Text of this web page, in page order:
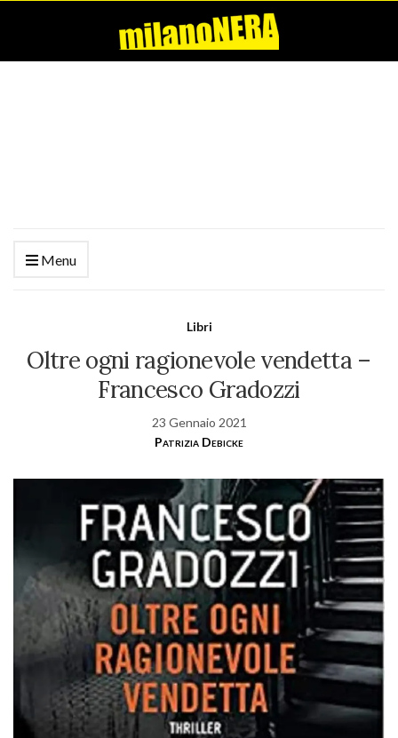
Menu
Libri
Oltre ogni ragionevole vendetta –
Francesco Gradozzi
23 Gennaio 2021
Patrizia Debicke